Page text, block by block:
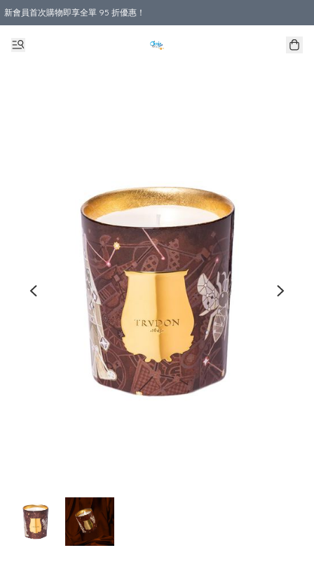
新會員首次購物即享全單 95 折優惠！
購物滿 HKD 800.00即享免運費優惠！（適用於 本地送貨、本地取貨 )